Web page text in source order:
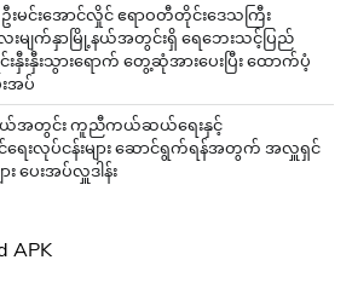
းမင်းအောင်လှိုင် ဧရာဝတီတိုင်းဒေသကြီး
းမျက်နှာမြို့နယ်အတွင်းရှိ ရေဘေးသင့်ပြည်
င်းနှီးနှီးသွားရောက် တွေ့ဆုံအားပေးပြီး ထောက်ပံ့
းအပ်
နယ်အတွင်း ကူညီကယ်ဆယ်ရေးနှင့်
ေးလုပ်ငန်းများ ဆောင်ရွက်ရန်အတွက် အလှူရှင်
း ပေးအပ်လှူဒါန်း
APK